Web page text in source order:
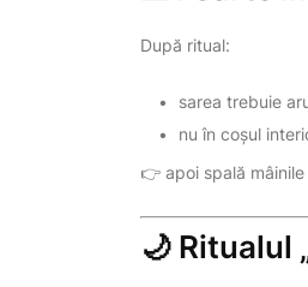
După ritual:
sarea trebuie
nu în coșul
👉 apoi spală
🌙 Ritualul